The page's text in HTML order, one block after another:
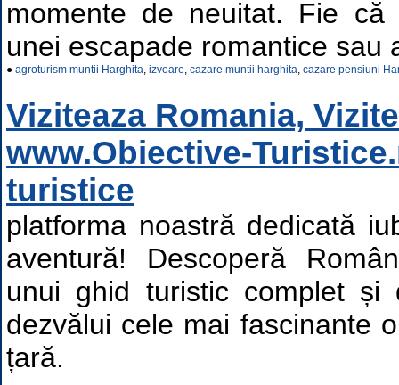
momente de neuitat. Fie
unei escapade romantice sau
● agroturism muntii Harghita, izvoare, cazare muntii harghita, cazare pensiuni
Viziteaza Romania,
www.Obiective-
turistice
platforma noastră dedicată
aventură! Descoperă
unui ghid turistic complet
dezvălui cele mai fascinante
țară.